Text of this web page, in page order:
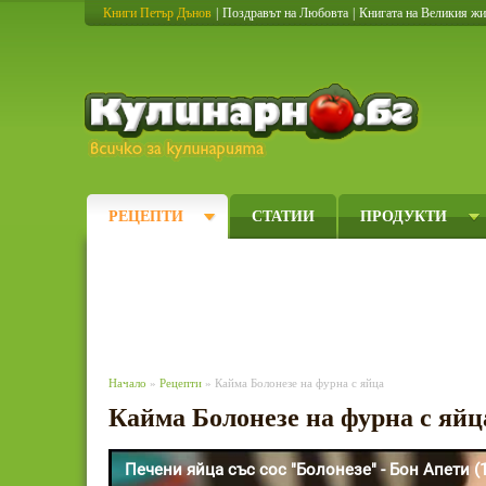
Книги Петър Дънов Поздравът на Любовта Книгата на Великия
РЕЦЕПТИ СТАТИИ ПРОДУКТИ
Начало » Рецепти » Кайма Болонезе на фурна с яйца
Кайма Болонезе на фурна с